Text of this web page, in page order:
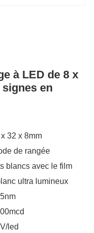
à LED de 8 x
en
32 x 8mm
de rangée
blancs avec le film
ultra lumineux
led